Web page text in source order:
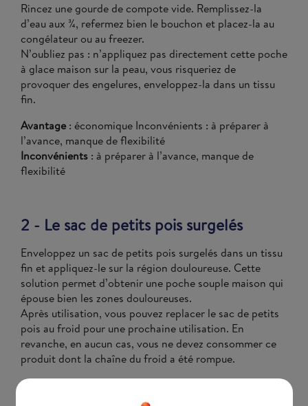
Rincez une gourde de compote vide. Remplissez-la
d’eau aux ¾, refermez bien le bouchon et placez-la au
congélateur ou au freezer.
N’oubliez pas : n’appliquez pas directement cette poche
à glace maison sur la peau, vous risqueriez de
provoquer des engelures, enveloppez-la dans un tissu
fin.
Avantage: économique Inconvénients : à préparer à
l’avance, manque de flexibilité
Inconvénients : à préparer à l’avance, manque de
flexibilité
2 - Le sac de petits pois surgelés
Enveloppez un sac de petits pois surgelés dans un tissu
fin et appliquez-le sur la région douloureuse. Cette
solution permet d’obtenir une poche souple maison qui
épouse bien les zones douloureuses.
Après utilisation, vous pouvez replacer le sac de petits
pois au froid pour une prochaine utilisation. En
revanche, en aucun cas, vous ne devez consommer ce
produit dont la chaîne du froid a été rompue.
Avantages